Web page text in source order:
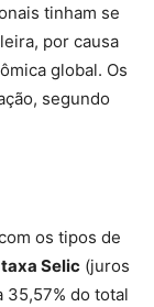
tinham se
por causa
global. Os
segundo
os tipos de
taxa Selic (juros
35,57% do total